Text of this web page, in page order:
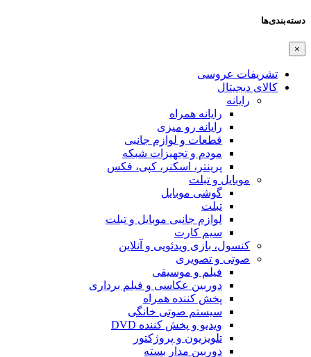
دسته‌بندی‌ها
×
تشریفات عروسی
کالای دیجیتال
رایانه
رایانه همراه
رایانه رو میزی
قطعات و لوازم جانبی
مودم و تجهیزات شبکه
پرینتر، اسکنر، کپی، فکس
موبایل و تبلت
گوشی موبایل
تبلت
لوازم جانبی موبایل و تبلت
سیم کارت
کنسول، بازی‌ ویدئویی و آنلاین
صوتی و تصویری
فیلم و موسیقی
دوربین عکاسی و فیلم برداری
پخش کننده همراه
سیستم صوتی خانگی
ویدیو و پخش کننده DVD
تلویزیون و پروژکتور
دوربین مدار بسته